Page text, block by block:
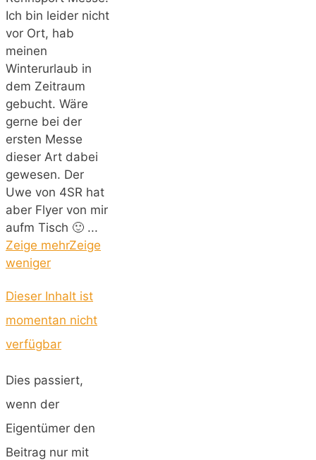
Ich bin leider nicht
vor Ort, hab
meinen
Winterurlaub in
dem Zeitraum
gebucht. Wäre
gerne bei der
ersten Messe
dieser Art dabei
gewesen. Der
Uwe von 4SR hat
aber Flyer von mir
aufm Tisch 🙂 ...
Zeige mehrZeige
weniger
Dieser Inhalt ist
momentan nicht
verfügbar
Dies passiert,
wenn der
Eigentümer den
Beitrag nur mit